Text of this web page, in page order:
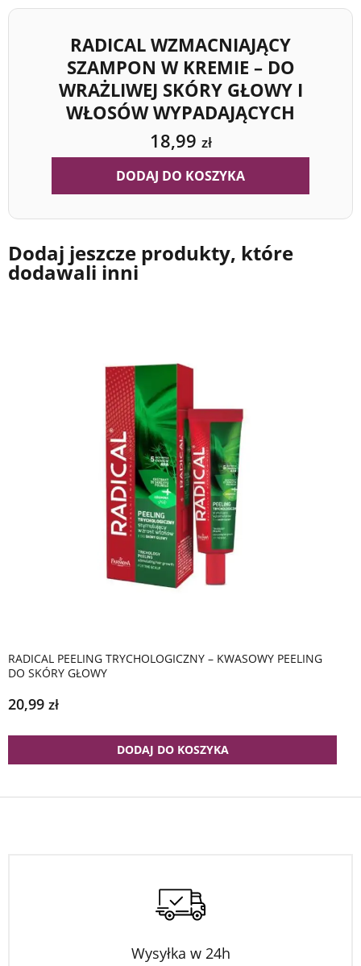
RADICAL WZMACNIAJĄCY
SZAMPON W KREMIE – DO
WRAŻLIWEJ SKÓRY GŁOWY I
WŁOSÓW WYPADAJĄCYCH
18,99 zł
DODAJ DO KOSZYKA
Dodaj jeszcze produkty, które
dodawali inni
RADICAL PEELING TRYCHOLOGICZNY – KWASOWY PEELING
DO SKÓRY GŁOWY
20,99 zł
DODAJ DO KOSZYKA
Wysyłka w 24h